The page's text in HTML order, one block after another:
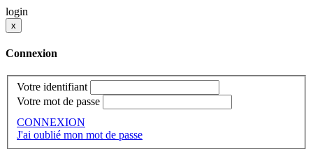
login
x
Connexion
Votre identifiant
Votre mot de passe
CONNEXION
J'ai oublié mon mot de passe